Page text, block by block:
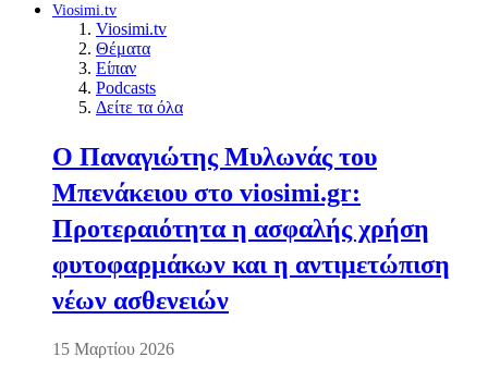
Viosimi.tv
Viosimi.tv
Θέματα
Είπαν
Podcasts
Δείτε τα όλα
Ο Παναγιώτης Μυλωνάς του
Μπενάκειου στο viosimi.gr:
Προτεραιότητα η ασφαλής χρήση
φυτοφαρμάκων και η αντιμετώπιση
νέων ασθενειών
15 Μαρτίου 2026